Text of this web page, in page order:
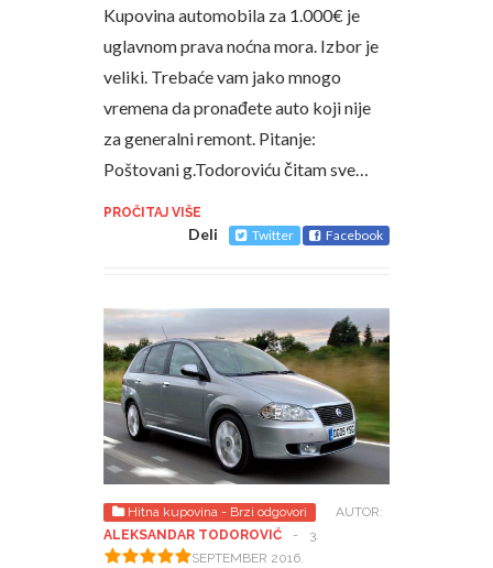
Kupovina automobila za 1.000€ je
uglavnom prava noćna mora. Izbor je
veliki. Trebaće vam jako mnogo
vremena da pronađete auto koji nije
za generalni remont. Pitanje:
Poštovani g.Todoroviću čitam sve…
PROČITAJ VIŠE
Deli Twitter Facebook
Hitna kupovina - Brzi odgovori
AUTOR:
ALEKSANDAR TODOROVIĆ
-
3.
SEPTEMBER 2016.